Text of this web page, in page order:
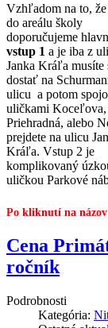
Vzhľadom na to,
do areálu školy
doporučujeme
vstup 1 a je iba z
Janka Kráľa musíte
dostať na
ulicu a potom
uličkami Koceľova,
Priehradná, alebo
prejdete na ulicu
Kráľa. Vstup 2 je
komplikovaný
uličkou Parkové
Po kliknutí na
Cena
ročník
Podrobnosti
Kategória: